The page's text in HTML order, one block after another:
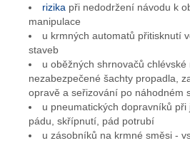
rizika při nedodržení návodu k
manipulace
u krmných automatů přitisknutí
staveb
u oběžných shrnovačů chlévské
nezabezpečené šachty propadla,
opravě a seřizování po náhodném
u pneumatických dopravníků
pádu, skřípnutí, pád potrubí
u zásobníků na krmné směsi -